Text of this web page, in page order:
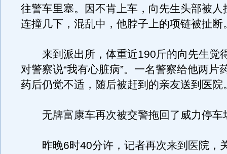
往警车里塞。因不肯上车，向先生头部被人
连撞几下，混乱中，他脖子上的项链被扯断
来到派出所，体重近190斤的向先生觉
对警察说“我有心脏病”。一名警察给他两片
药后仍觉不适，随后被赶到的亲友送到医院
无牌富康车再次被交警拖回了威力停车
昨晚6时40分许，记者再次来到医院，